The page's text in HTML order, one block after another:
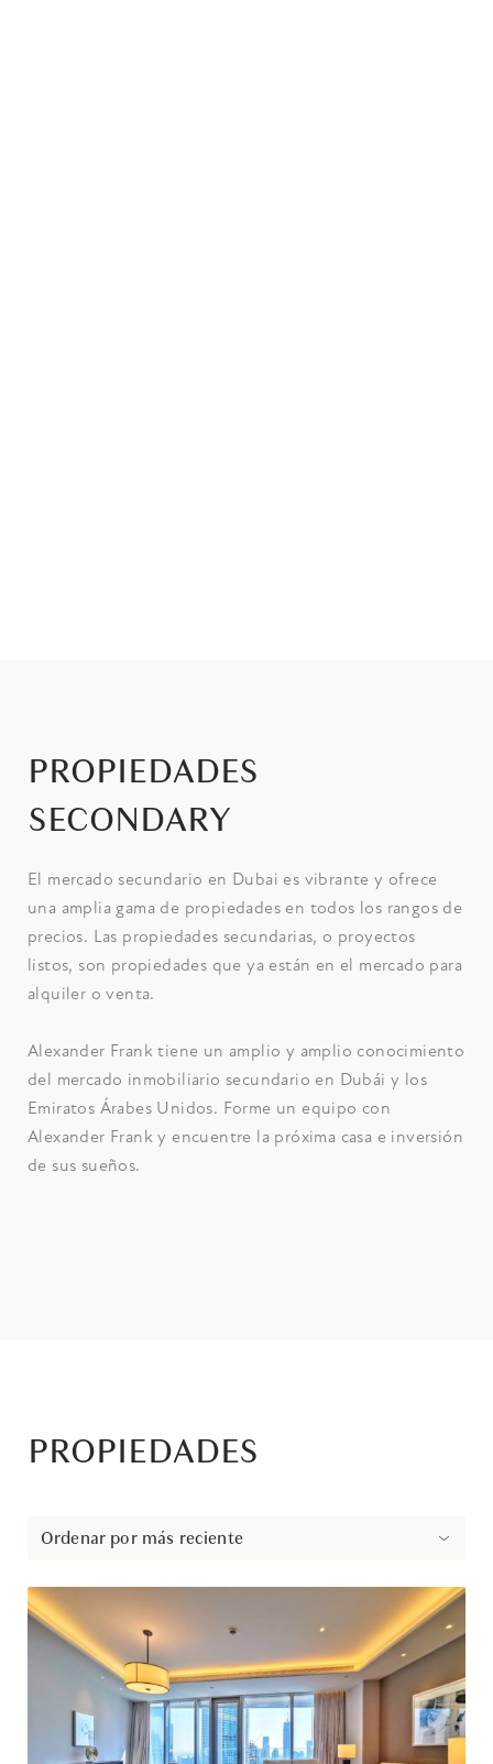
PROPIEDADES
SECONDARY
El mercado secundario en Dubai es vibrante y ofrece
una amplia gama de propiedades en todos los rangos de
precios. Las propiedades secundarias, o proyectos
listos, son propiedades que ya están en el mercado para
alquiler o venta.
Alexander Frank tiene un amplio y amplio conocimiento
del mercado inmobiliario secundario en Dubái y los
Emiratos Árabes Unidos. Forme un equipo con
Alexander Frank y encuentre la próxima casa e inversión
de sus sueños.
PROPIEDADES
Ordenar por más reciente